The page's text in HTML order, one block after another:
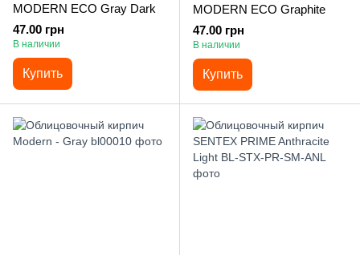
MODERN ECO Gray Dark
47.00 грн
В наличии
Купить
MODERN ECO Graphite
47.00 грн
В наличии
Купить